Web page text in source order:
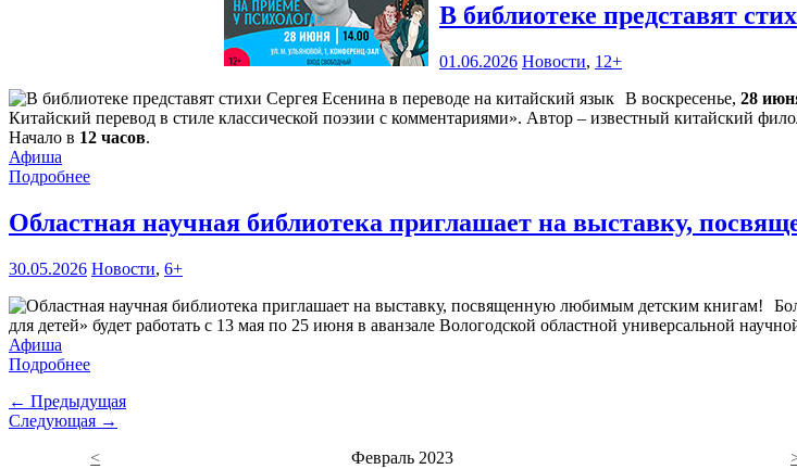
В библиотеке представят
01.06.2026 Новости, 12+
В воскресенье, 28
Китайский перевод в стиле классической поэзии с комментариями». Автор – известный китайский
Начало в 12 часов.
Афиша
Подробнее
Областная научная библиотека приглашает на выставку,
30.05.2026 Новости, 6+
для детей» будет работать с 13 мая по 25 июня в аванзале Вологодской областной универсальной
Афиша
Подробнее
← Предыдущая
Следующая →
<
Февраль 2023